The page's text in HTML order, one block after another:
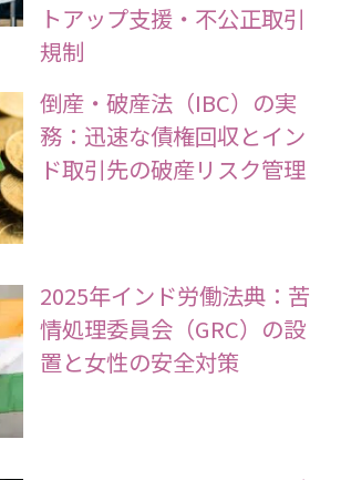
トアップ支援・不公正取引
規制
倒産・破産法（IBC）の実
務：迅速な債権回収とイン
ド取引先の破産リスク管理
2025年インド労働法典：苦
情処理委員会（GRC）の設
置と女性の安全対策